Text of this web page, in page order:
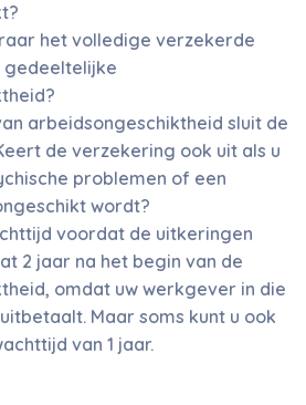
het volledige verzekerde
gedeeltelijke
arbeidsongeschiktheid sluit de
de verzekering ook uit als u
problemen of een
wordt?
voordat de uitkeringen
2 jaar na het begin van de
omdat uw werkgever in die
Maar soms kunt u ook
van 1 jaar.